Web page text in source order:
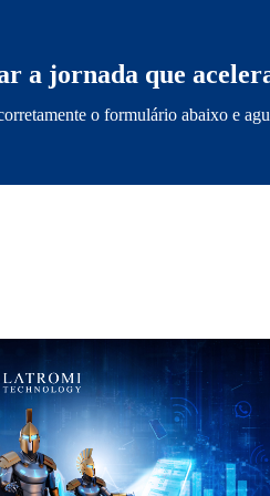
a jornada que
o formulário abaixo e